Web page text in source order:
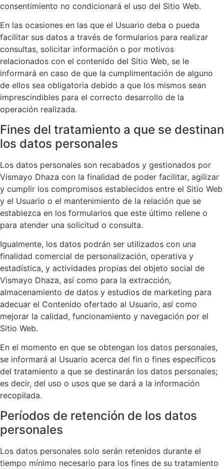
consentimiento no condicionará el uso del Sitio Web.
En las ocasiones en las que el Usuario deba o pueda
facilitar sus datos a través de formularios para realizar
consultas, solicitar información o por motivos
relacionados con el contenido del Sitio Web, se le
informará en caso de que la cumplimentación de alguno
de ellos sea obligatoria debido a que los mismos sean
imprescindibles para el correcto desarrollo de la
operación realizada.
Fines del tratamiento a que se destinan
los datos personales
Los datos personales son recabados y gestionados por
Vismayo Dhaza con la finalidad de poder facilitar, agilizar
y cumplir los compromisos establecidos entre el Sitio Web
y el Usuario o el mantenimiento de la relación que se
establezca en los formularios que este último rellene o
para atender una solicitud o consulta.
Igualmente, los datos podrán ser utilizados con una
finalidad comercial de personalización, operativa y
estadística, y actividades propias del objeto social de
Vismayo Dhaza, así como para la extracción,
almacenamiento de datos y estudios de marketing para
adecuar el Contenido ofertado al Usuario, así como
mejorar la calidad, funcionamiento y navegación por el
Sitio Web.
En el momento en que se obtengan los datos personales,
se informará al Usuario acerca del fin o fines específicos
del tratamiento a que se destinarán los datos personales;
es decir, del uso o usos que se dará a la información
recopilada.
Períodos de retención de los datos
personales
Los datos personales solo serán retenidos durante el
tiempo mínimo necesario para los fines de su tratamiento